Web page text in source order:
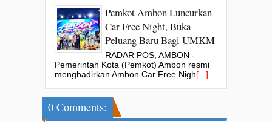
Pemkot Ambon Luncurkan
Car Free Night, Buka
Peluang Baru Bagi UMKM
RADAR POS, AMBON -
Pemerintah Kota (Pemkot) Ambon resmi
menghadirkan Ambon Car Free Nigh[...]
0 Comments: